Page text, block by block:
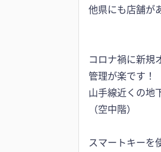
他県にも店舗が
コロナ禍に新規
管理が楽です！
山手線近くの地
（空中階）
スマートキーを